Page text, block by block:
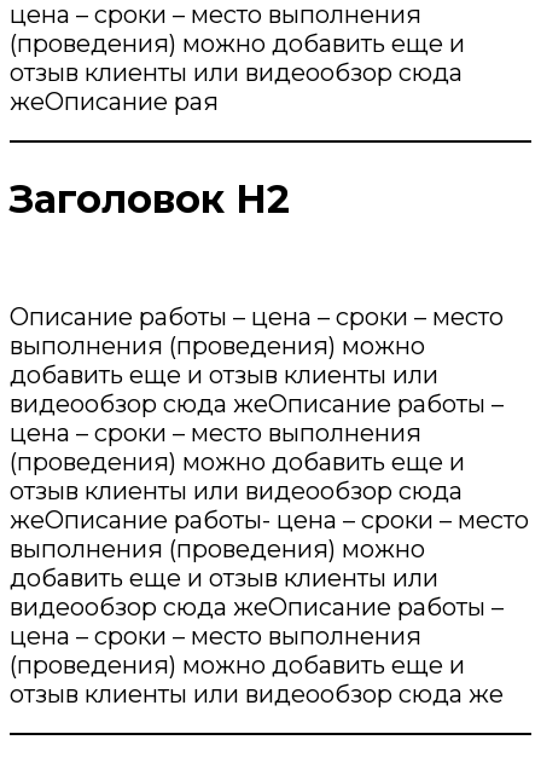
цена – сроки – место выполнения
(проведения) можно добавить еще и
отзыв клиенты или видеообзор сюда
жеОписание рая
Заголовок Н2
Описание работы – цена – сроки – место
выполнения (проведения) можно
добавить еще и отзыв клиенты или
видеообзор сюда жеОписание работы –
цена – сроки – место выполнения
(проведения) можно добавить еще и
отзыв клиенты или видеообзор сюда
жеОписание работы- цена – сроки – место
выполнения (проведения) можно
добавить еще и отзыв клиенты или
видеообзор сюда жеОписание работы –
цена – сроки – место выполнения
(проведения) можно добавить еще и
отзыв клиенты или видеообзор сюда же